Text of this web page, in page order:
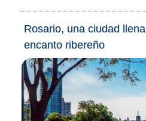
Rosario, una ciudad
encanto ribereño